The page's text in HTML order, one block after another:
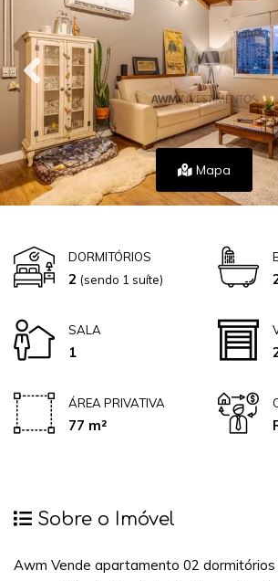
Mapa
DORMITÓRIOS
2 (sendo 1 suíte)
SALA
1
ÁREA PRIVATIVA
77 m²
Sobre o Imóvel
Awm Vende apartamento 02 dormitórios